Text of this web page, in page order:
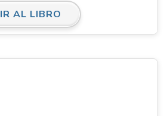
IR AL LIBRO